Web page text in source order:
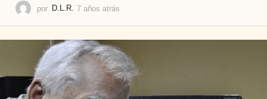
por D.L.R. 7 años atrás
o
s
a
t